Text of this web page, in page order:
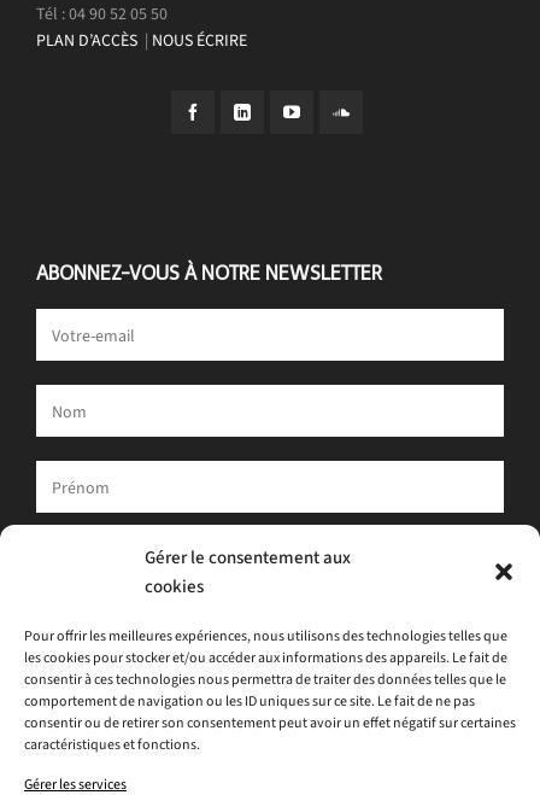
Gérer le consentement aux
cookies
Pour offrir les meilleures expériences, nous utilisons des technologies telles que
les cookies pour stocker et/ou accéder aux informations des appareils. Le fait de
consentir à ces technologies nous permettra de traiter des données telles que le
comportement de navigation ou les ID uniques sur ce site. Le fait de ne pas
consentir ou de retirer son consentement peut avoir un effet négatif sur certaines
caractéristiques et fonctions.
Gérer les services
Tél : 04 90 52 05 50
PLAN D’ACCÈS | NOUS ÉCRIRE
ABONNEZ-VOUS À NOTRE NEWSLETTER
Votre adresse e-mail est uniquement utilisée pour vous envoyer
notre newsletter et des informations sur les activités d'ATLAS.
la newsletter.
J'acceptela politique de confidentialité